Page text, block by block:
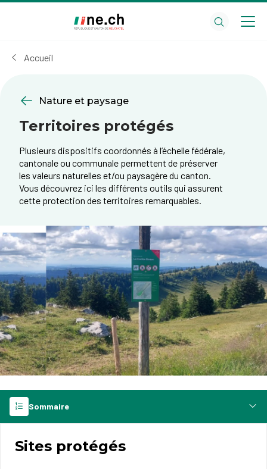
cookies
Accueil
Nature et paysage
Territoires protégés
Plusieurs dispositifs coordonnés à l’échelle fédérale,
cantonale ou communale permettent de préserver
les valeurs naturelles et/ou paysagère du canton.
Vous découvrez ici les différents outils qui assurent
cette protection des territoires remarquables.
Sommaire
Sites protégés